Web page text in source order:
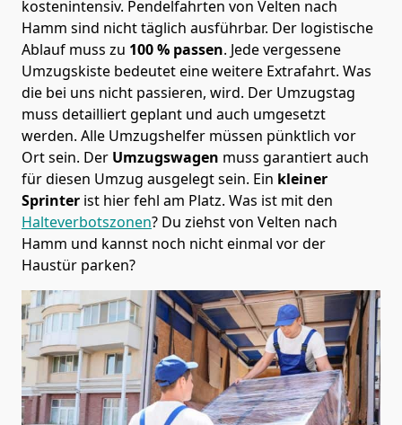
kostenintensiv. Pendelfahrten von Velten nach
Hamm sind nicht täglich ausführbar. Der logistische
Ablauf muss zu 100 % passen. Jede vergessene
Umzugskiste bedeutet eine weitere Extrafahrt. Was
die bei uns nicht passieren, wird. Der Umzugstag
muss detailliert geplant und auch umgesetzt
werden. Alle Umzugshelfer müssen pünktlich vor
Ort sein. Der Umzugswagen muss garantiert auch
für diesen Umzug ausgelegt sein. Ein kleiner
Sprinter ist hier fehl am Platz. Was ist mit den
Halteverbotszonen? Du ziehst von Velten nach
Hamm und kannst noch nicht einmal vor der
Haustür parken?